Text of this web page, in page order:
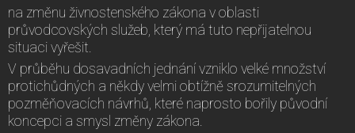
na změnu živnostenského zákona v oblasti
průvodcovských služeb, který má tuto nepřijatelnou
situaci vyřešit.
V průběhu dosavadních jednání vzniklo velké množství
protichůdných a někdy velmi obtížně srozumitelných
pozměňovacích návrhů, které naprosto bořily původní
koncepci a smysl změny zákona.